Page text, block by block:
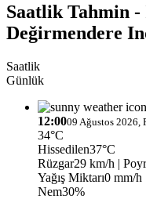
Saatlik Tahmin
Değirmendere
Saatlik
Günlük
12:0009 Ağustos 2026,
34°C
Hissedilen37°C
Rüzgar29 km/h |
Yağış Miktarı0 mm/h
Nem30%